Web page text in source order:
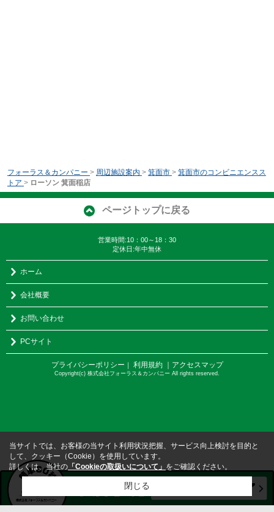
フォーラス＆カンパニー > 周辺施設案内 > 箕面市 > 箕面市のコンビニエンスス
トア > ローソン 箕面稲店
ページトップに戻る
営業時間:10：00～18：30
定休日:年中無休
ホーム
会社概要
お問い合わせ
PCサイト
プライバシーポリシー ｜ 利用規約 ｜アクセスマップ
Copyright(c) 株式会社フォーラス＆カンパニー All rights reserved.
当サイトでは、お客様の当サイト利用状況把握、サービス向上検討を目的と
して、クッキー（Cookie）を使用しています。
詳しくは、当社の 「Cookieの取扱いについて」 をご確認ください。
閉じる